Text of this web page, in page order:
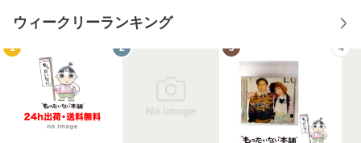
ウィークリーランキング
1 2 3 4